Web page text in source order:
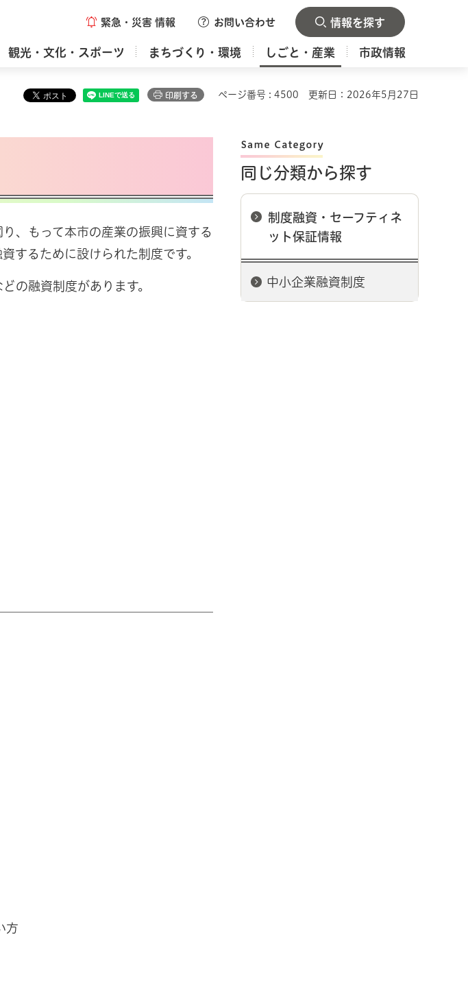
緊急・災害 情報 お問い合わせ 情報を探す
観光・文化・スポーツ まちづくり・環境 しごと・産業 市政情報
印刷する ページ番号 : 4500 更新日：2026年5月27日
、もって本市の産業の振興に資する
するために設けられた制度です。
の融資制度があります。
方
同じ分類から探す
制度融資・セーフティネ
ット保証情報
中小企業融資制度